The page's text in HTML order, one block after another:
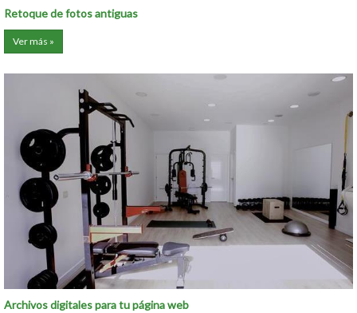
Retoque de fotos antiguas
Ver más »
Archivos digitales para tu página web